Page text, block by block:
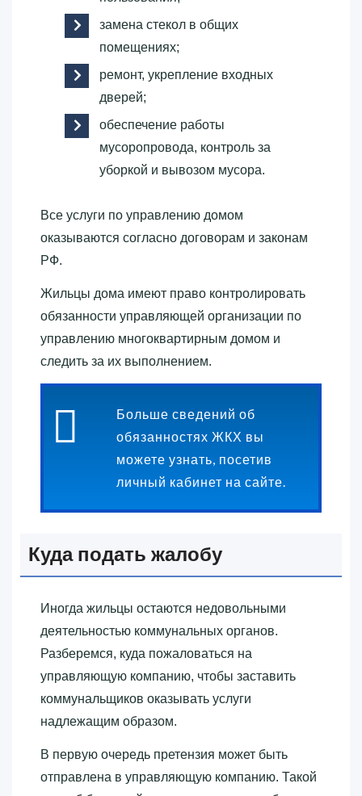
замена стекол в общих
помещениях;
ремонт, укрепление входных
дверей;
обеспечение работы
мусоропровода, контроль за
уборкой и вывозом мусора.
Все услуги по управлению домом
оказываются согласно договорам и законам
РФ.
Жильцы дома имеют право контролировать
обязанности управляющей организации по
управлению многоквартирным домом и
следить за их выполнением.
Больше сведений об
обязанностях ЖКХ вы
можете узнать, посетив
личный кабинет на сайте.
Куда подать жалобу
Иногда жильцы остаются недовольными
деятельностью коммунальных органов.
Разберемся, куда пожаловаться на
управляющую компанию, чтобы заставить
коммунальщиков оказывать услуги
надлежащим образом.
В первую очередь претензия может быть
отправлена в управляющую компанию. Такой